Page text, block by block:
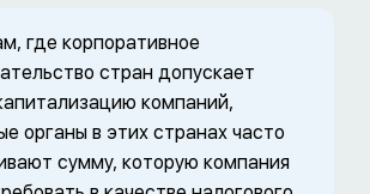
где корпоративное
стран допускает
компаний,
органы в этих странах часто
сумму, которую компания